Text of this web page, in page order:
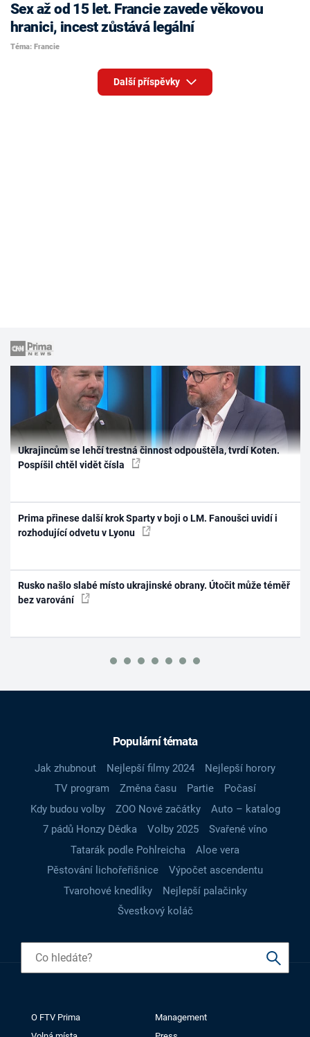
Sex až od 15 let. Francie zavede věkovou
hranici, incest zůstává legální
Téma: Francie
Další příspěvky
Ukrajincům se lehčí trestná činnost odpouštěla, tvrdí Koten.
Pospíšil chtěl vidět čísla
Prima přinese další krok Sparty v boji o LM. Fanoušci uvidí i
rozhodující odvetu v Lyonu
Rusko našlo slabé místo ukrajinské obrany. Útočit může téměř
bez varování
Populární témata
Jak zhubnout Nejlepší filmy 2024
Nejlepší horory
TV program
Změna času Partie
Počasí
Kdy budou volby
ZOO Nové začátky
Auto – katalog
7 pádů Honzy Dědka
Volby 2025
Svařené víno
Tatarák podle Pohlreicha
Aloe vera
Pěstování lichořeřišnice
Výpočet ascendentu
Tvarohové knedlíky
Nejlepší palačinky
Švestkový koláč
O FTV Prima
Management